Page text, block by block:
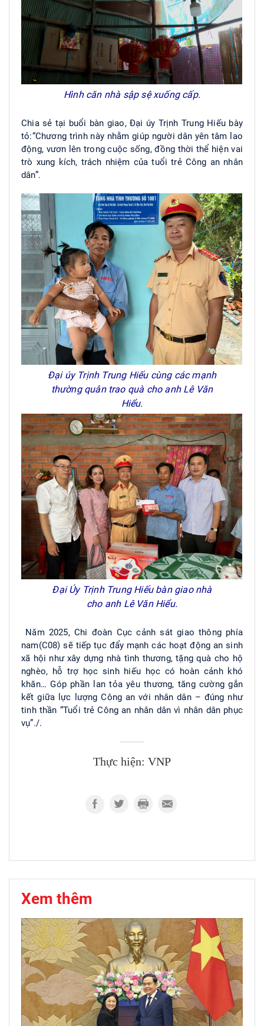
Hình căn nhà sập sệ xuống cấp.
Chia sẻ tại buổi bàn giao, Đại úy Trịnh Trung Hiếu bày
tỏ:“Chương trình này nhằm giúp người dân yên tâm lao
động, vươn lên trong cuộc sống, đồng thời thể hiện vai
trò xung kích, trách nhiệm của tuổi trẻ Công an nhân
dân”.
Đại úy Trịnh Trung Hiếu cùng các mạnh
thường quân trao quà cho anh Lê Văn
Hiểu.
Đại Úy Trịnh Trung Hiếu bàn giao nhà
cho anh Lê Văn Hiểu.
Năm 2025, Chi đoàn Cục cảnh sát giao thông phía
nam(C08) sẽ tiếp tục đẩy mạnh các hoạt động an sinh
xã hội như xây dựng nhà tình thương, tặng quà cho hộ
nghèo, hỗ trợ học sinh hiếu học có hoàn cảnh khó
khăn… Góp phần lan tỏa yêu thương, tăng cường gắn
kết giữa lực lượng Công an với nhân dân – đúng như
tinh thần “Tuổi trẻ Công an nhân dân vì nhân dân phục
vụ”./.
Thực hiện: VNP
Xem thêm